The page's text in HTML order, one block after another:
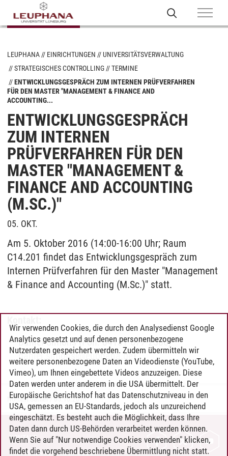
LEUPHANA EINRICHTUNGEN
UNIVERSITÄTSVERWALTUNG
STRATEGISCHES CONTROLLING
TERMINE
ENTWICKLUNGSGESPRÄCH ZUM INTERNEN PRÜFVERFAHREN
FÜR DEN MASTER "MANAGEMENT & FINANCE AND
ACCOUNTING...
ENTWICKLUNGSGESPRÄCH
ZUM INTERNEN
PRÜFVERFAHREN FÜR DEN
MASTER "MANAGEMENT &
FINANCE AND ACCOUNTING
(M.SC.)"
05. OKT.
Am 5. Oktober 2016 (14:00-16:00 Uhr; Raum
C14.201 findet das Entwicklungsgespräch zum
Internen Prüfverfahren für den Master "Management
& Finance and Accounting (M.Sc.)" statt.
Daniel Simons (Fon: 04131 677-2506;
daniel.simons@leuphana.de)
Norbert Sattler/05.10.2016
KONTAKT
LEUPHANA ALS ARBEITGEBER
Wir verwenden Cookies, die durch den Analysedienst Google
Analytics gesetzt und auf denen personenbezogene
Nutzerdaten gespeichert werden. Zudem übermitteln wir
weitere personenbezogene Daten an Videodienste (YouTube,
Vimeo), um Ihnen eingebettete Videos anzuzeigen. Diese
Daten werden unter anderem in die USA übermittelt. Der
Europäische Gerichtshof hat das Datenschutzniveau in den
USA, gemessen an EU-Standards, jedoch als unzureichend
eingeschätzt. Es besteht auch die Möglichkeit, dass Ihre
Daten dann durch US-Behörden verarbeitet werden können.
Wenn Sie auf "Nur notwendige Cookies verwenden" klicken,
findet die vorgehend beschriebene Übermittlung nicht statt.